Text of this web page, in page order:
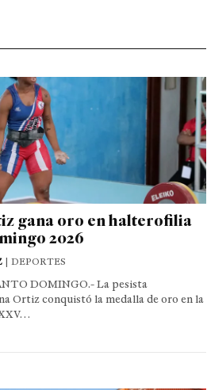
gana oro en halterofilia
2026
| DEPORTES
DOMINGO.- La pesista
Ortiz conquistó la medalla de oro en la